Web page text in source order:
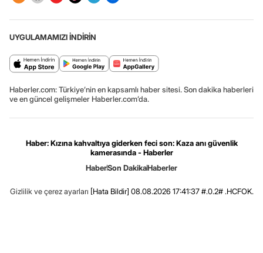
UYGULAMAMIZI İNDİRİN
Haberler.com: Türkiye’nin en kapsamlı haber sitesi. Son dakika haberleri
ve en güncel gelişmeler Haberler.com’da.
Haber: Kızına kahvaltıya giderken feci son: Kaza anı güvenlik
kamerasında - Haberler
HaberSon DakikaHaberler
Gizlilik ve çerez ayarları [Hata Bildir] 08.08.2026 17:41:37 #.0.2# .HCFOK.